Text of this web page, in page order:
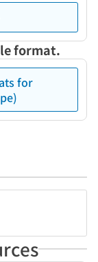
format.
for